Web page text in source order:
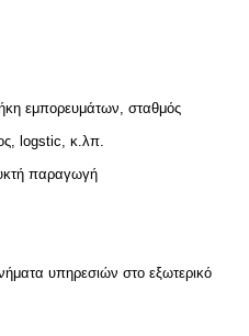
εμπορευμάτων, σταθμός
logstic, κ.λπ.
παραγωγή
υπηρεσιών στο εξωτερικό